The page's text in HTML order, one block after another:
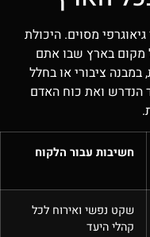
מסוים. היכולת
מקום בארץ שבו אתם
במבנה ציבורי או בחלל
הנדרש ואת כוח האדם
חשיבות עבור הלקוח
שקט נפשי ואירוח לכל
קהלי היעד